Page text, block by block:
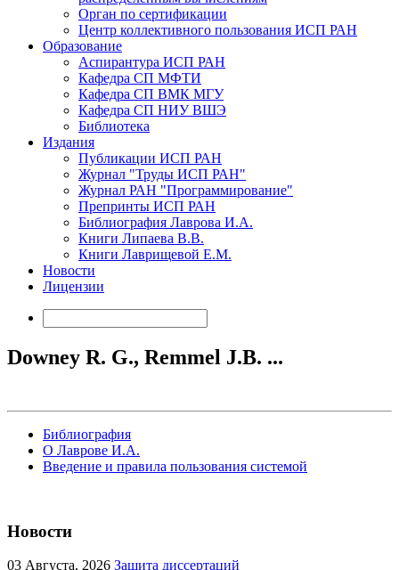
Орган по сертификации
Центр коллективного пользования ИСП РАН
Образование
Аспирантура ИСП РАН
Кафедра СП МФТИ
Кафедра СП ВМК МГУ
Кафедра СП НИУ ВШЭ
Библиотека
Издания
Публикации ИСП РАН
Журнал "Труды ИСП РАН"
Журнал РАН "Программирование"
Препринты ИСП РАН
Библиография Лаврова И.А.
Книги Липаева В.В.
Книги Лаврищевой Е.М.
Новости
Лицензии
Downey R. G., Remmel J.B. ...
Библиография
О Лаврове И.А.
Введение и правила пользования системой
Новости
03 Августа, 2026 Защита диссертаций